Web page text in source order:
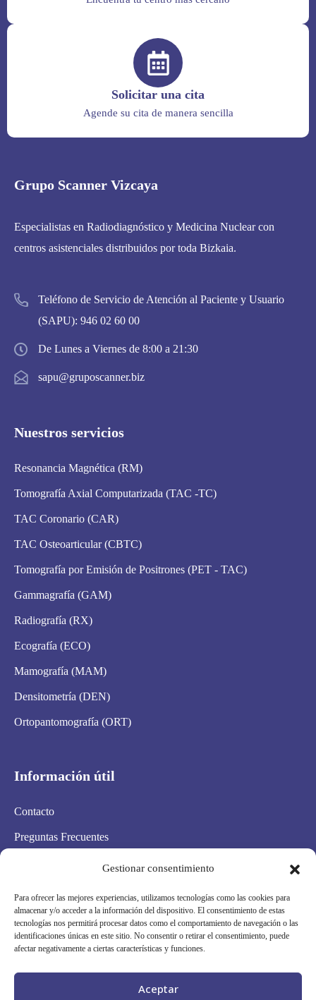
Gestionar consentimiento
Para ofrecer las mejores experiencias, utilizamos tecnologías como las cookies para
almacenar y/o acceder a la información del dispositivo. El consentimiento de estas
tecnologías nos permitirá procesar datos como el comportamiento de navegación o las
identificaciones únicas en este sitio. No consentir o retirar el consentimiento, puede
afectar negativamente a ciertas características y funciones.
Aceptar
Solicitar una cita
Agende su cita de manera sencilla
Grupo Scanner Vizcaya
Especialistas en Radiodiagnóstico y Medicina Nuclear con
centros asistenciales distribuidos por toda Bizkaia.
Teléfono de Servicio de Atención al Paciente y Usuario
(SAPU): 946 02 60 00
De Lunes a Viernes de 8:00 a 21:30
sapu@gruposcanner.biz
Nuestros servicios
Resonancia Magnética (RM)
Tomografía Axial Computarizada (TAC -TC)
TAC Coronario (CAR)
TAC Osteoarticular (CBTC)
Tomografía por Emisión de Positrones (PET - TAC)
Gammagrafía (GAM)
Radiografía (RX)
Ecografía (ECO)
Mamografía (MAM)
Densitometría (DEN)
Ortopantomografía (ORT)
Información útil
Contacto
Preguntas Frecuentes
Política de cookies
Condiciones Generales